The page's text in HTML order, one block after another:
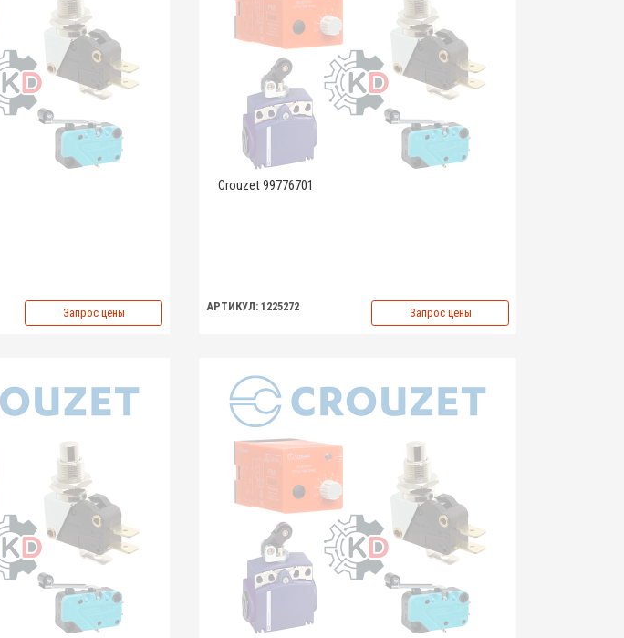
Запрос цены
Crouzet 99776701
АРТИКУЛ: 1225272 Запрос цены